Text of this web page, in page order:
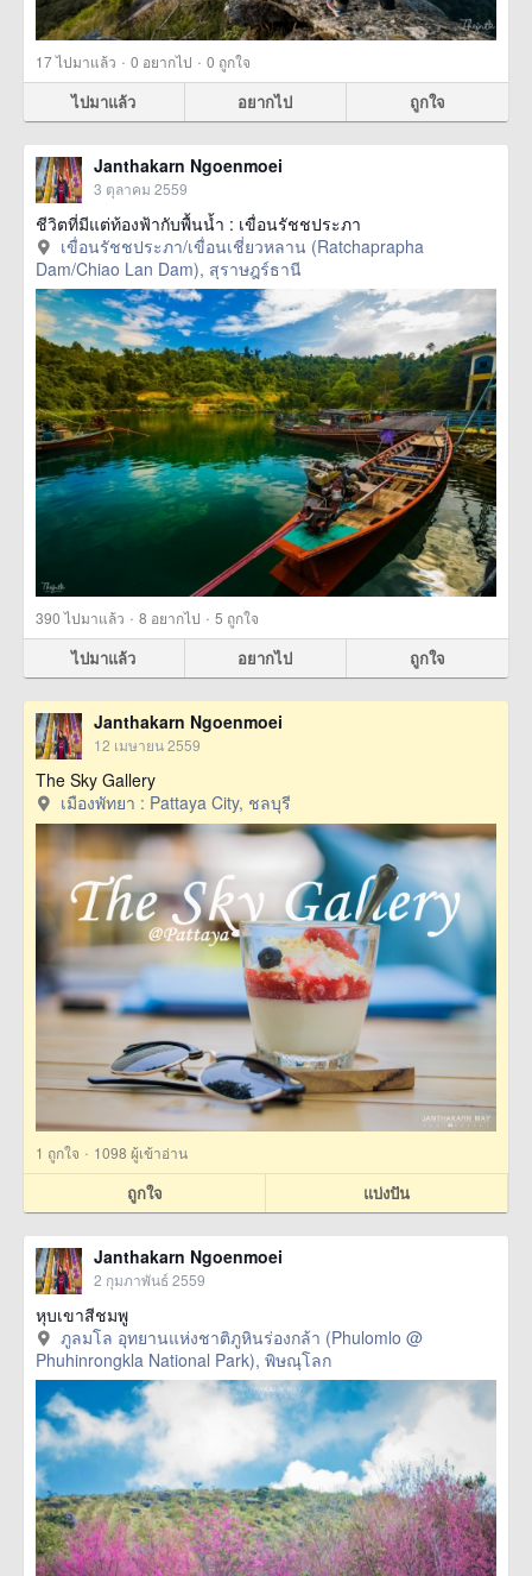
17ไปมาแล้ว · 0 อยากไป · 0 ถูกใจ
ไปมาแล้ว อยากไป ถูกใจ
Janthakarn Ngoenmoei
3 ตุลาคม 2559
ชีวิตที่มีแต่ท้องฟ้ากับพื้นน้ำ : เขื่อนรัชชประภา
เขื่อนรัชชประภา/เขื่อนเชี่ยวหลาน (Ratchaprapha
Dam/Chiao Lan Dam), สุราษฎร์ธานี
390ไปมาแล้ว · 8 อยากไป · 5 ถูกใจ
ไปมาแล้ว อยากไป ถูกใจ
Janthakarn Ngoenmoei
12 เมษายน 2559
The Sky Gallery
เมืองพัทยา : Pattaya City, ชลบุรี
1 ถูกใจ · 1098 ผู้เข้าอ่าน
ถูกใจ แบ่งปัน
Janthakarn Ngoenmoei
2 กุมภาพันธ์ 2559
หุบเขาสีชมพู
ภูลมโล อุทยานแห่งชาติภูหินร่องกล้า (Phulomlo @
Phuhinrongkla National Park), พิษณุโลก